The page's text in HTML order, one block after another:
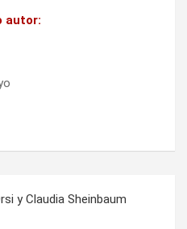
autor:
y Claudia Sheinbaum